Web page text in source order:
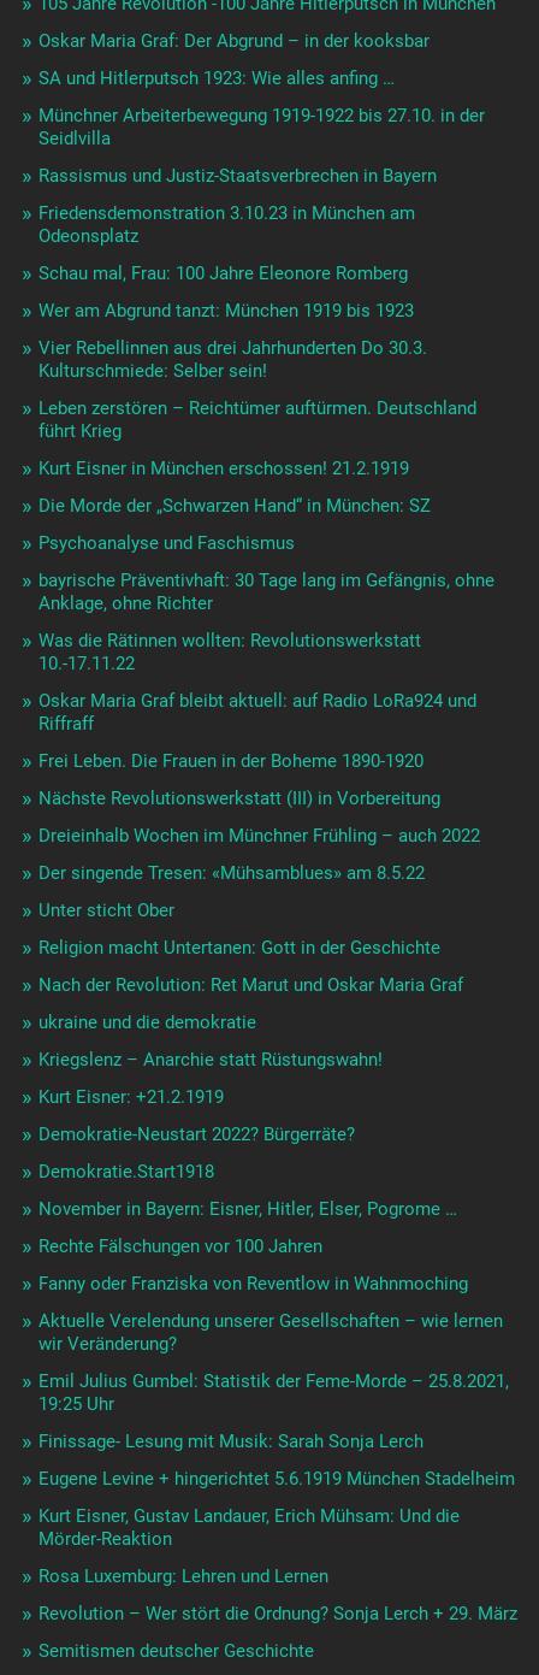
Oskar Maria Graf: Der Abgrund – in der kooksbar
SA und Hitlerputsch 1923: Wie alles anfing …
Münchner Arbeiterbewegung 1919-1922 bis 27.10. in der
Seidlvilla
Rassismus und Justiz-Staatsverbrechen in Bayern
Friedensdemonstration 3.10.23 in München am
Odeonsplatz
Schau mal, Frau: 100 Jahre Eleonore Romberg
Wer am Abgrund tanzt: München 1919 bis 1923
Vier Rebellinnen aus drei Jahrhunderten Do 30.3.
Kulturschmiede: Selber sein!
Leben zerstören – Reichtümer auftürmen. Deutschland
führt Krieg
Kurt Eisner in München erschossen! 21.2.1919
Die Morde der „Schwarzen Hand“ in München: SZ
Psychoanalyse und Faschismus
bayrische Präventivhaft: 30 Tage lang im Gefängnis, ohne
Anklage, ohne Richter
Was die Rätinnen wollten: Revolutionswerkstatt
10.-17.11.22
Oskar Maria Graf bleibt aktuell: auf Radio LoRa924 und
Riffraff
Frei Leben. Die Frauen in der Boheme 1890-1920
Nächste Revolutionswerkstatt (III) in Vorbereitung
Dreieinhalb Wochen im Münchner Frühling – auch 2022
Der singende Tresen: «Mühsamblues» am 8.5.22
Unter sticht Ober
Religion macht Untertanen: Gott in der Geschichte
Nach der Revolution: Ret Marut und Oskar Maria Graf
ukraine und die demokratie
Kriegslenz – Anarchie statt Rüstungswahn!
Kurt Eisner: +21.2.1919
Demokratie-Neustart 2022? Bürgerräte?
Demokratie.Start1918
November in Bayern: Eisner, Hitler, Elser, Pogrome …
Rechte Fälschungen vor 100 Jahren
Fanny oder Franziska von Reventlow in Wahnmoching
Aktuelle Verelendung unserer Gesellschaften – wie lernen
wir Veränderung?
Emil Julius Gumbel: Statistik der Feme-Morde – 25.8.2021,
19:25 Uhr
Finissage- Lesung mit Musik: Sarah Sonja Lerch
Eugene Levine + hingerichtet 5.6.1919 München Stadelheim
Kurt Eisner, Gustav Landauer, Erich Mühsam: Und die
Mörder-Reaktion
Rosa Luxemburg: Lehren und Lernen
Revolution – Wer stört die Ordnung? Sonja Lerch + 29. März
Semitismen deutscher Geschichte